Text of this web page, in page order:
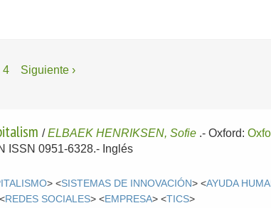
4 Siguiente ›
/ELBAEK HENRIKSEN, Sofie .-Oxford:
ISSN 0951-6328.- Inglés
> <SISTEMAS DE INNOVACIÓN> <AYUDA
REDES SOCIALES> <EMPRESA> <TICS>